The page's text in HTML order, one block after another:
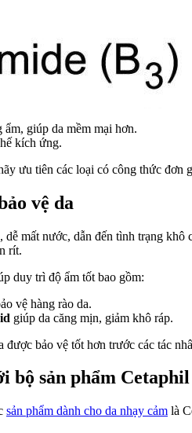
ẩm, giúp da mềm mại hơn.
kích ứng.
ưu tiên các loại có công thức
vệ da
dễ mất nước, dẫn đến tình trạng
rít.
duy trì độ ẩm tốt bao gồm:
vệ hàng rào da.
giúp da căng mịn, giảm khô ráp.
bảo vệ tốt hơn trước các tác
bộ sản phẩm Cetaphil
sản phẩm dành cho da nhạy cảm là